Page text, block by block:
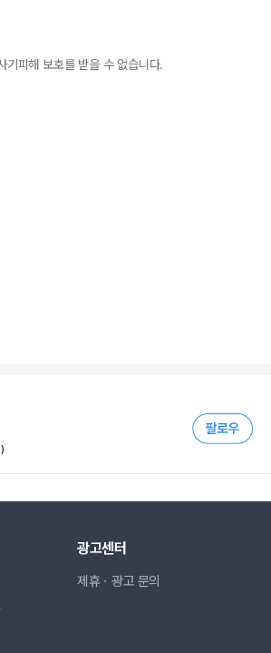
기피해 보호를 받을 수 없습니다.
)
광고센터
제휴ㆍ광고 문의